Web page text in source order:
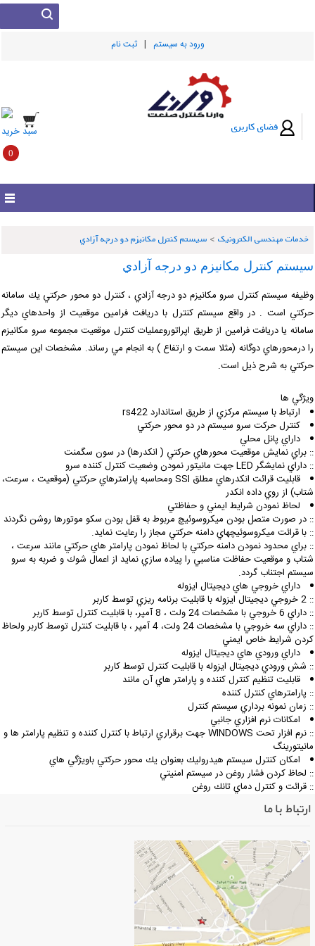
ورود به سيستم| ثبت نام
فضای کاربری سبد خرید
0
خدمات مهندسی الکترونیک> سيستم كنترل مكانيزم دو درجه آزادي
سيستم كنترل مكانيزم دو درجه آزادي
وظيفه سيستم كنترل سرو مكانيزم دو درجه آزادي ، كنترل دو محور حركتي يك سامانه
حركتي است . در واقع سيستم كنترل با دريافت فرامين موقعيت از واحدهاي ديگر
سامانه يا دريافت فرامين از طريق اپراتوروعمليات كنترل موقعيت مجموعه سرو مكانيزم
را درمحورهاي دوگانه (مثلا سمت و ارتفاع ) به انجام مي رساند. مشخصات اين سيستم
حركتي به شرح ذيل است.
ويژگي ها
ارتباط با سيستم مركزي از طريق استاندارد rs422
كنترل حركت سرو سيستم در دو محور حركتي
داراي پانل محلي
:: براي نمايش موقعيت محورهاي حركتي ( انكدرها) در سون سگمنت
:: داراي نمايشگر LED جهت مانيتور نمودن وضعيت كنترل كننده سرو
قابليت قرائت انكدرهاي مطلق SSI ومحاسبه پارامترهاي حركتي (موقعيت ، سرعت،
شتاب) از روي داده انكدر
لحاظ نمودن شرايط ايمني و حفاظتي
:: در صورت متصل بودن ميكروسوئيچ مربوط به قفل بودن سكو موتورها روشن نگردند
:: با قرائت ميكروسوئيچهاي دامنه حركتي مجاز را رعايت نمايد.
:: براي محدود نمودن دامنه حركتي با لحاظ نمودن پارامتر هاي حركتي مانند سرعت ،
شتاب و موقعيت حفاظت مناسبي را پياده سازي نمايد از اعمال شوك و ضربه به سرو
سيستم اجتناب گردد.
داراي خروجي هاي ديجيتال ايزوله
:: 2 خروجي ديجيتال ايزوله با قابليت برنامه ريزي توسط كاربر
:: داراي 6 خروجي با مشخصات 24 ولت ، 8 آمپر، با قابليت كنترل توسط كاربر
:: داراي سه خروجي با مشخصات 24 ولت، 4 آمپر ، با قابليت كنترل توسط كاربر ولحاظ
كردن شرايط خاص ايمني
داراي ورودي هاي ديجيتال ايزوله
:: شش ورودي ديجيتال ايزوله با قابليت كنترل توسط كاربر
قابليت تنظيم كنترل كننده و پارامتر هاي آن مانند
:: پارامترهاي كنترل كننده
:: زمان نمونه برداري سيستم كنترل
امكانات نرم افزاري جانبي
:: نرم افزار تحت WINDOWS جهت برقراري ارتباط با كنترل كننده و تنظيم پارامتر ها و
مانيتورينگ
امكان كنترل سيستم هيدروليك بعنوان يك محور حركتي باوي‍ژگي هاي
:: لحاظ كردن فشار روغن در سيستم امنيتي
:: قرائت و كنترل دماي تانك روغن
ارتباط با ما